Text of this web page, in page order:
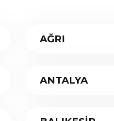
AĞRI
ANTALYA